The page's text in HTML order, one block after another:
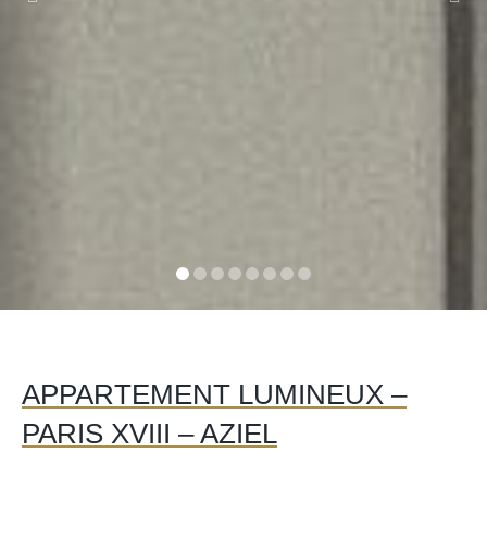
APPARTEMENT LUMINEUX –
PARIS XVIII – AZIEL